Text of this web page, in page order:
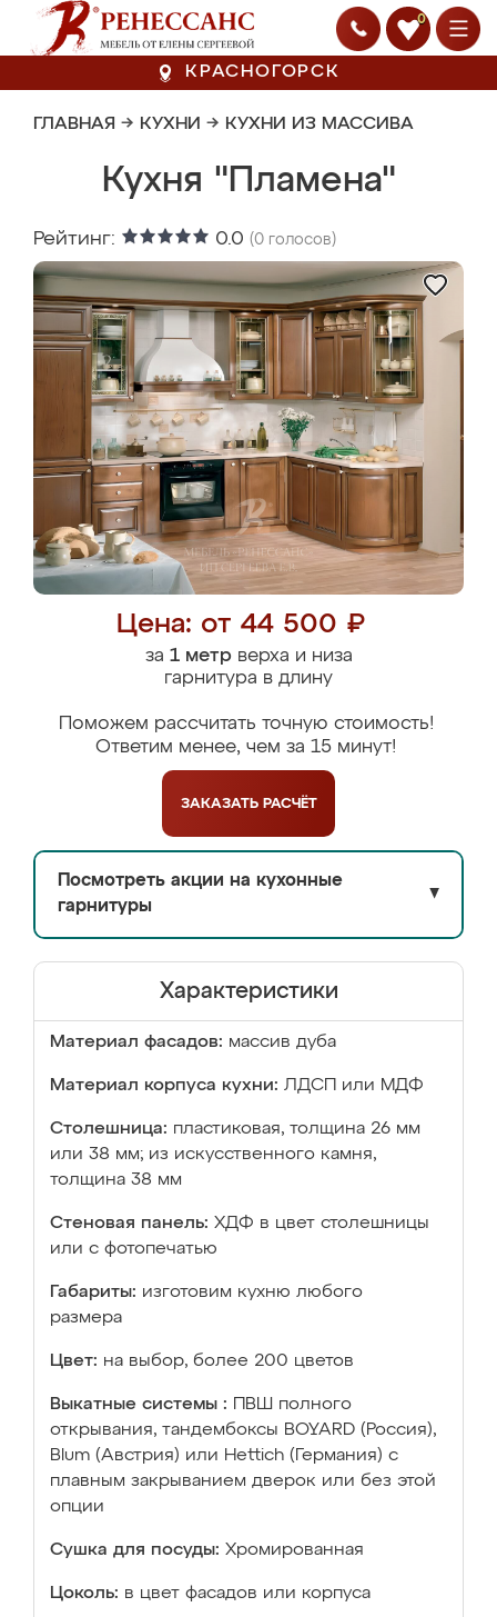
0
КРАСНОГОРСК
ГЛАВНАЯ → КУХНИ → КУХНИ ИЗ МАССИВА
Кухня "Пламена"
Рейтинг: 0.0 (0 голосов)
Цена: от 44 500 ₽
за 1 метрверха и низа
гарнитура в длину
Поможем рассчитать точную стоимость!
Ответим менее, чем за 15 минут!
ЗАКАЗАТЬ РАСЧЁТ
Посмотреть акции на кухонные
гарнитуры
▼
Характеристики
Материал фасадов: массив дуба
Материал корпуса кухни: ЛДСП или МДФ
Столешница: пластиковая, толщина 26 мм
или 38 мм; из искусственного камня,
толщина 38 мм
Стеновая панель: ХДФ в цвет столешницы
или с фотопечатью
Габариты: изготовим кухню любого
размера
Цвет: на выбор, более 200 цветов
Выкатные системы :
ПВШ полного
открывания, тандембоксы BOYARD (Россия),
Blum (Австрия) или Hettich (Германия) с
плавным закрыванием дверок или без этой
опции
Сушка для посуды: Хромированная
Цоколь: в цвет фасадов или корпуса